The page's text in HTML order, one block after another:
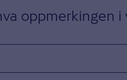
oppmerkingen